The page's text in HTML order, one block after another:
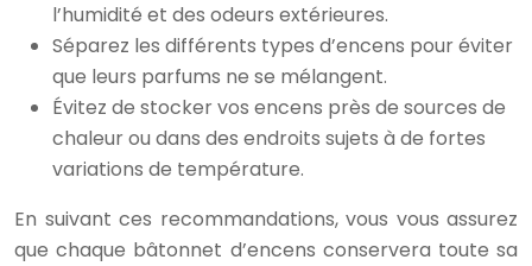
l’humidité et des odeurs extérieures.
Séparez les différents types d’encens pour éviter
que leurs parfums ne se mélangent.
Évitez de stocker vos encens près de sources de
chaleur ou dans des endroits sujets à de fortes
variations de température.
En suivant ces recommandations, vous vous assurez
que chaque bâtonnet d’encens conservera toute sa